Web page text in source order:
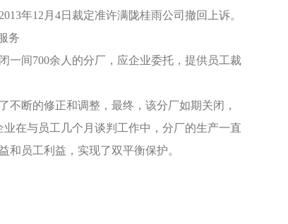
年12月4日裁定准许满陇桂雨公司撤回上诉。
务
一间700余人的分厂，应企业委托，提供员工裁
不断的修正和调整，最终，该分厂如期关闭，
在与员工几个月谈判工作中，分厂的生产一直
和员工利益，实现了双平衡保护。